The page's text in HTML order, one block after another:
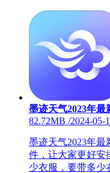
墨迹天气2023年最
82.72MB /2024-05-
墨迹天气2023年
件，让大家更好安
少衣服，要带多少